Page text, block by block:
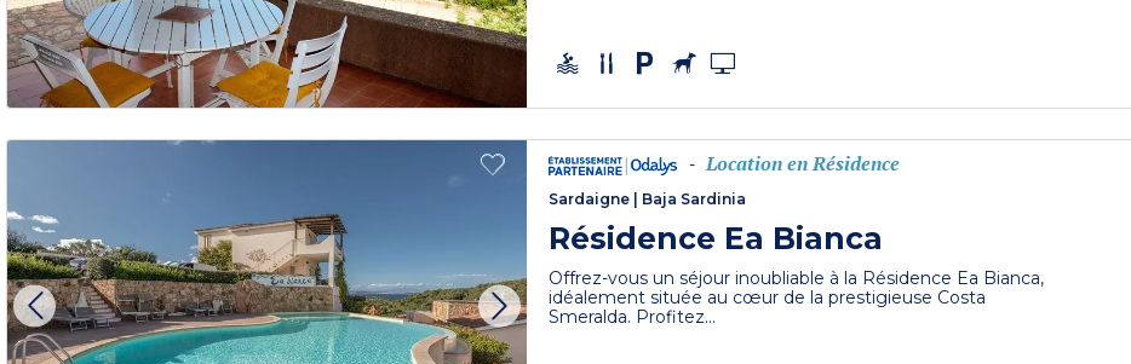
- Location en Résidence
Sardaigne Baja Sardinia
Résidence Ea Bianca
Offrez-vous un séjour inoubliable à la Résidence Ea Bianca,
idéalement située au cœur de la prestigieuse Costa
Smeralda. Profitez...